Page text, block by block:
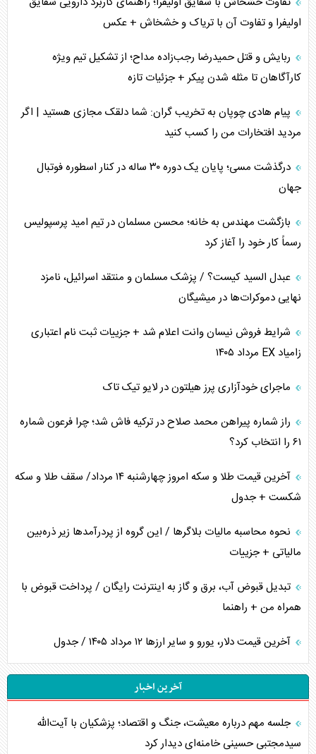
پشت‌پرده خشم ترامپ از رسانه‌های منتقد
چگونه مقاومت صحنه جنگ را تغییر می‌دهد؟
جنگ رمضان و معضل حضور نظامیان آمریکایی
تحلیل جامع پدیده تراستی‌ها
تأثیر جنگ ایران و آمریکا بر اقتصاد جهانی
اربعین، کابوس مشترک تل‌آویو-واشنگتن
اولیفرا و تفاوت آن با تریاک و خشخاش + عکس
ربایش و قتل حمیدرضا رجب‌زاده مداح؛ از تشکیل تیم ویژه
کارآگاهان تا مثله شدن پیکر + جزئیات تازه
پیام هادی چوپان به تخریب گران: شما دلقک مجازی هستید | اگر
مردید افتخارات من را کسب کنید
درگذشت مسی؛ پایان یک دوره ۳۰ ساله در کنار اسطوره فوتبال
جهان
بازگشت مهندس به خانه؛ محسن مسلمان در تیم امید پرسپولیس
رسماً کار خود را آغاز کرد
عبدل السید کیست؟ / پزشک مسلمان و منتقد اسرائیل، نامزد
نهایی دموکرات‌ها در میشیگان
شرایط فروش نیسان وانت اعلام شد + جزییات ثبت نام اعتباری
زامیاد EX مرداد ۱۴۰۵
ماجرای خودآزاری پرز هیلتون در لایو تیک تاک
راز شماره پیراهن محمد صلاح در ترکیه فاش شد؛ چرا فرعون شماره
۶۱ را انتخاب کرد؟
آخرین قیمت طلا و سکه امروز چهارشنبه ۱۴ مرداد/ سقف طلا و سکه
شکست + جدول
نحوه محاسبه مالیات بلاگر‌ها / این گروه از پردرآمد‌ها زیر ذره‌بین
مالیاتی + جزییات
تبدیل قبوض آب، برق و گاز به اینترنت رایگان / پرداخت قبوض با
همراه من + راهنما
آخرین قیمت دلار، یورو و سایر ارز‌ها ۱۲ مرداد ۱۴۰۵ / جدول
آخرین اخبار
جلسه مهم درباره معیشت، جنگ و اقتصاد؛ پزشکیان با آیت‌الله
سیدمجتبی حسینی خامنه‌ای دیدار کرد